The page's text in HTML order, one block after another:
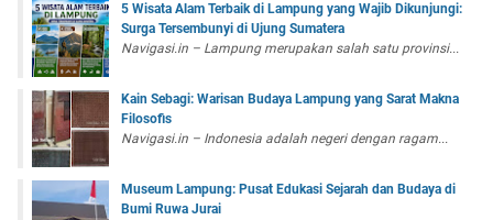
5 Wisata Alam Terbaik di Lampung yang Wajib Dikunjungi:
Surga Tersembunyi di Ujung Sumatera
Navigasi.in – Lampung merupakan salah satu provinsi...
Kain Sebagi: Warisan Budaya Lampung yang Sarat Makna
Filosofis
Navigasi.in – Indonesia adalah negeri dengan ragam...
Museum Lampung: Pusat Edukasi Sejarah dan Budaya di
Bumi Ruwa Jurai